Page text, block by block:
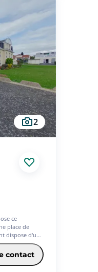
2
ce
place de
dispose d'une
principale,
Avec
sera de
Service
contact